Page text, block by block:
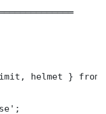
helmet } from